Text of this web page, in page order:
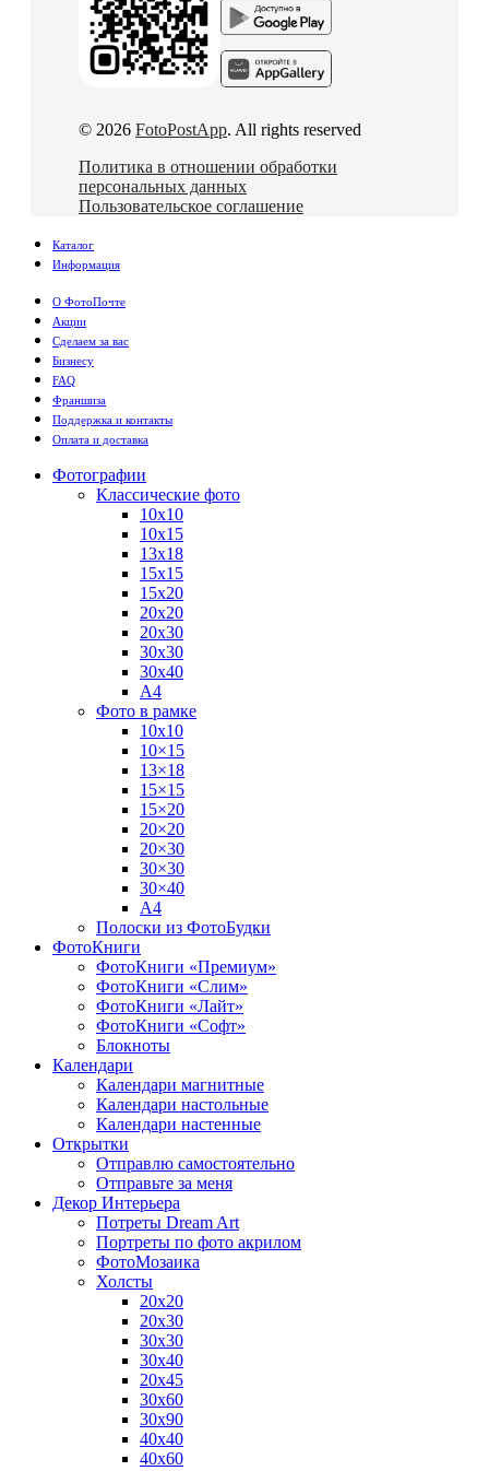
© 2026 FotoPostApp. All rights reserved
Политика в отношении обработки
персональных данных
Пользовательское соглашение
Каталог
Информация
О ФотоПочте
Акции
Сделаем за вас
Бизнесу
FAQ
Франшиза
Поддержка и контакты
Оплата и доставка
Фотографии
Классические фото
10х10
10х15
13х18
15х15
15х20
20х20
20х30
30х30
30х40
А4
Фото в рамке
10х10
10×15
13×18
15×15
15×20
20×20
20×30
30×30
30×40
A4
Полоски из ФотоБудки
ФотоКниги
ФотоКниги «Премиум»
ФотоКниги «Слим»
ФотоКниги «Лайт»
ФотоКниги «Софт»
Блокноты
Календари
Календари магнитные
Календари настольные
Календари настенные
Открытки
Отправлю самостоятельно
Отправьте за меня
Декор Интерьера
Потреты Dream Art
Портреты по фото акрилом
ФотоМозаика
Холсты
20х20
20х30
30х30
30х40
20х45
30х60
30х90
40х40
40х60